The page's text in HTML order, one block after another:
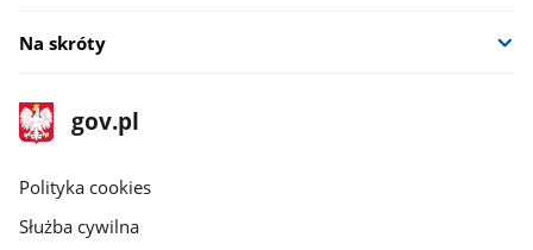
Na skróty
stopka
gov.pl
Strona
gov.pl
gov.pl
Polityka cookies
Służba cywilna